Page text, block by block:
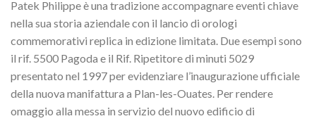
Patek Philippe è una tradizione accompagnare eventi chiave
nella sua storia aziendale con il lancio di orologi
commemorativi replica in edizione limitata. Due esempi sono
il rif. 5500 Pagoda e il Rif. Ripetitore di minuti 5029
presentato nel 1997 per evidenziare l’inaugurazione ufficiale
della nuova manifattura a Plan-les-Ouates. Per rendere
omaggio alla messa in servizio del nuovo edificio di